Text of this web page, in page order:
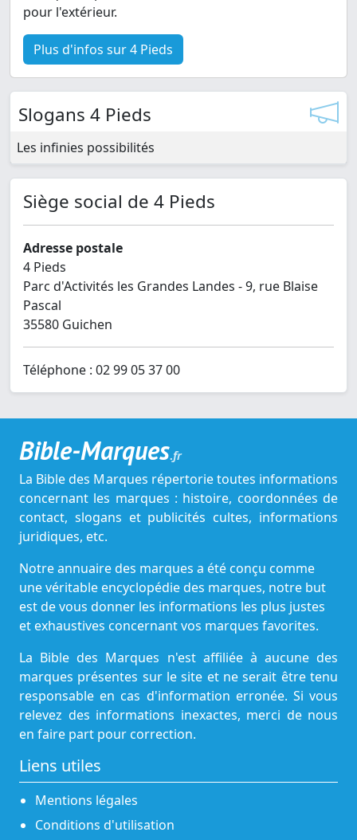
pour l'extérieur.
Plus d'infos sur 4 Pieds
Slogans 4 Pieds
Les infinies possibilités
Siège social de 4 Pieds
Adresse postale
4 Pieds
Parc d'Activités les Grandes Landes - 9, rue Blaise
Pascal
35580 Guichen
Téléphone : 02 99 05 37 00
Bible-Marques.fr
La Bible des Marques répertorie toutes informations
concernant les marques : histoire, coordonnées de
contact, slogans et publicités cultes, informations
juridiques, etc.
Notre annuaire des marques a été conçu comme
une véritable encyclopédie des marques, notre but
est de vous donner les informations les plus justes
et exhaustives concernant vos marques favorites.
La Bible des Marques n'est affiliée à aucune des
marques présentes sur le site et ne serait être tenu
responsable en cas d'information erronée. Si vous
relevez des informations inexactes, merci de nous
en faire part pour correction.
Liens utiles
Mentions légales
Conditions d'utilisation